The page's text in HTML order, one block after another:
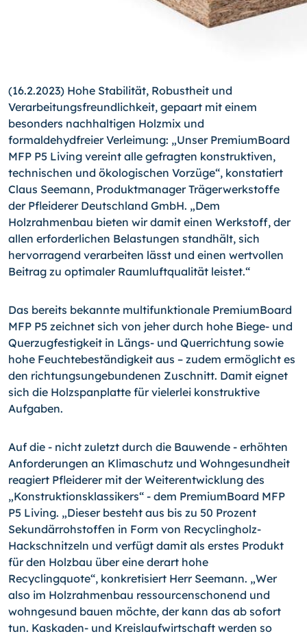
(16.2.2023) Hohe Stabilität, Robustheit und
Verarbeitungsfreundlichkeit, gepaart mit einem
besonders nachhaltigen Holzmix und
formaldehydfreier Verleimung: „Unser PremiumBoard
MFP P5 Living vereint alle gefragten konstruktiven,
technischen und ökologischen Vorzüge“, konstatiert
Claus Seemann, Produktmanager Trägerwerkstoffe
der Pfleiderer Deutschland GmbH. „Dem
Holzrahmenbau bieten wir damit einen Werkstoff, der
allen erforderlichen Belastungen standhält, sich
hervorragend verarbeiten lässt und einen wertvollen
Beitrag zu optimaler Raumluftqualität leistet.“
Das bereits bekannte multifunktionale PremiumBoard
MFP P5 zeichnet sich von jeher durch hohe Biege- und
Querzugfestigkeit in Längs- und Querrichtung sowie
hohe Feuchtebeständigkeit aus – zudem ermöglicht es
den richtungsungebundenen Zuschnitt. Damit eignet
sich die Holzspanplatte für vielerlei konstruktive
Aufgaben.
Auf die - nicht zuletzt durch die Bauwende - erhöhten
Anforderungen an Klimaschutz und Wohngesundheit
reagiert Pfleiderer mit der Weiterentwicklung des
„Konstruk­tions­klassikers“ - dem PremiumBoard MFP
P5 Living. „Dieser besteht aus bis zu 50 Prozent
Sekundärrohstoffen in Form von Recyclingholz-
Hackschnitzeln und verfügt damit als erstes Produkt
für den Holzbau über eine derart hohe
Recyclingquote“, konkretisiert Herr Seemann. „Wer
also im Holzrahmenbau ressourcenschonend und
wohngesund bauen möchte, der kann das ab sofort
tun. Kaskaden- und Kreislaufwirtschaft werden so